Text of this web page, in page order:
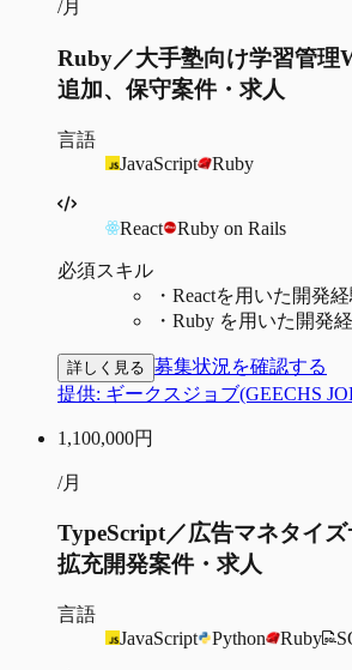
/月
Ruby／大手塾向け学習管理
追加、保守案件・求人
言語
JavaScript
Ruby
React Ruby on Rails
必須スキル
・ Reactを用いた開発経
・ Ruby を用いた開発
詳しく見る 募集状況を確認する
提供: ギークスジョブ(GEECHS
1,100,000円
/月
TypeScript／広告マネタイ
拡充開発案件・求人
言語
JavaScript
Python Ruby